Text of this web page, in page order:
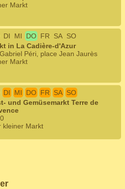
Markt
DI MI DO FR SA SO
in La Cadière-d'Azur
Péri, place Jean Jaurès
Markt
DI MI DO FR SA SO
und Gemüsemarkt Terre de
kleiner Markt